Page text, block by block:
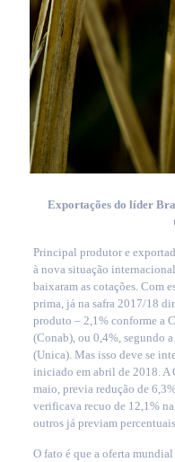
Exportações do líder
Principal produtor e
à nova situação
baixaram as cotações. Com
prima, já na safra 2017/18
produto – 2,1% conforme a
(Conab), ou 0,4%, segundo
(Unica). Mas isso deve se
iniciado em abril de 2018. A
maio, previa redução de
verificava recuo de 12,1%
outros já previam
O fato é que a oferta